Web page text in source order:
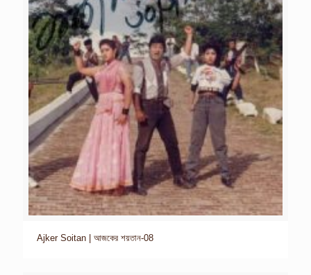
Ajker Soitan | আজকের শয়তান-08